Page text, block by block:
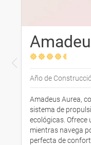
Año de
Amadeus Aurea,
sistema de
ecológicas. Ofrece
mientras navega
perfecta de